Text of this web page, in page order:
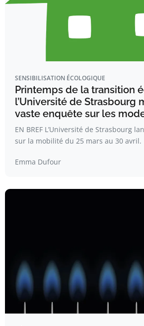
SENSIBILISATION ÉCOLOGIQUE
Printemps de la transition
l’Université de Strasbourg
vaste enquête sur les
EN BREF L’Université de Strasbourg
sur la mobilité du 25 mars au 30 avril.
Emma Dufour